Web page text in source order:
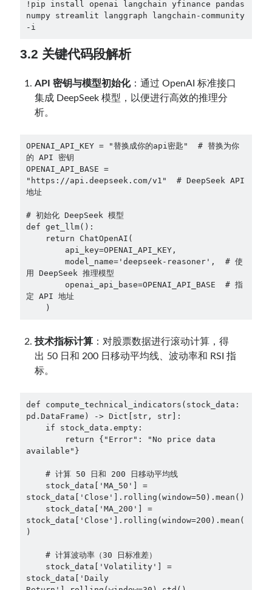
!pip install openai langchain yfinance pandas
numpy streamlit langgraph langchain-community
3.2 关键代码段解析
API 密钥与模型初始化：通过 OpenAI 标准接口
集成 DeepSeek 模型，以便进行高效的推理分
析。
OPENAI_API_KEY = "替换成你的api密匙"  # 替换为你
的 API 密钥
OPENAI_API_BASE =
"https://api.deepseek.com/v1"  # DeepSeek API
地址
# 初始化 DeepSeek 模型
def get_llm():
用 DeepSeek 推理模型
定 API 地址
技术指标计算 ：对股票数据进行滚动计算，得
出 50 日和 200 日移动平均线、波动率和 RSI 指
标。
def compute_technical_indicators(stock_data:
pd.DataFrame) -> Dict[str, str]:
available"}
stock_data['Close'].rolling(window=50).mean()
stock_data['Close'].rolling(window=200).mean(
)
stock_data['Daily